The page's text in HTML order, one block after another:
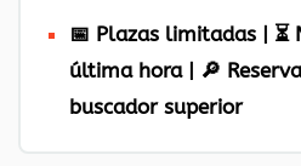
📅 Plazas limitadas | ⏳
última hora | 🔎
buscador superior